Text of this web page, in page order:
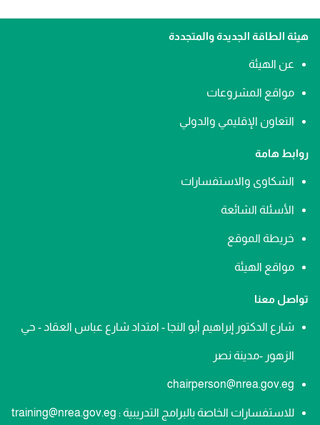
هيئة الطاقة الجديدة والمتجددة
عن الهيئة
مواقع المشروعات
التعاون الإقليمي والدولي
روابط هامة
الشكاوى والاستفسارات
الأسئلة الشائعة
خريطة الموقع
مواقع الهيئة
تواصل معنا
شارع الدكتور إبراهيم أبو النجا - امتداد شارع عباس العقاد - حي
الزهور -مدينة نصر
chairperson@nrea.gov.eg
للاستفسارات الخاصة بالبرامج التدريبية : training@nrea.gov.eg